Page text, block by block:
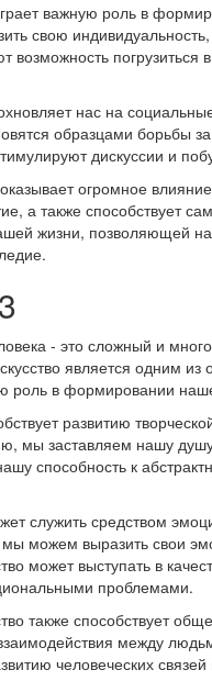
важную роль в
свою
возможность
нас на
образцами борьбы
дискуссии и
огромное
а также способствует
жизни, позволяющей
- это сложный и
является одним
роль в формировании
развитию
мы заставляем нашу
способность к
служить средством
мы можем выразить свои
может выступать в
проблемами.
также способствует
между
человеческих